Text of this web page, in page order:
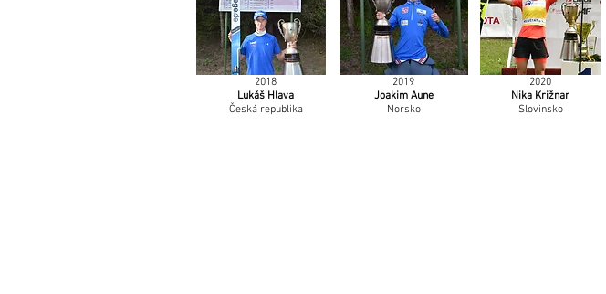
2018
Lukáš Hlava
Česká republika
2019
Joakim Aune
Norsko
2020
Nika Križnar
Slovinsko